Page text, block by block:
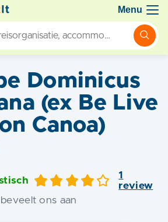
Menu
Dominicus
(ex Be Live
Canoa)
1
review
ons aan